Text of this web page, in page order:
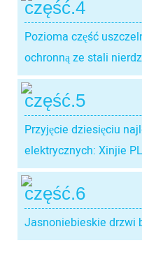
część.4
Pozioma część
ochronną ze stali
część.5
Przyjęcie dziesięciu
elektrycznych: Xinjie
część.6
Jasnoniebieskie drzwi